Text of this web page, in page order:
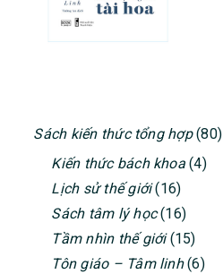
PRIMARY
SIDEBAR
Sách kiến thức tổng hợp(80)
Kiến thức bách khoa(4)
Lịch sử thế giới(16)
Sách tâm lý học(16)
Tầm nhìn thế giới(15)
Tôn giáo – Tâm linh(6)